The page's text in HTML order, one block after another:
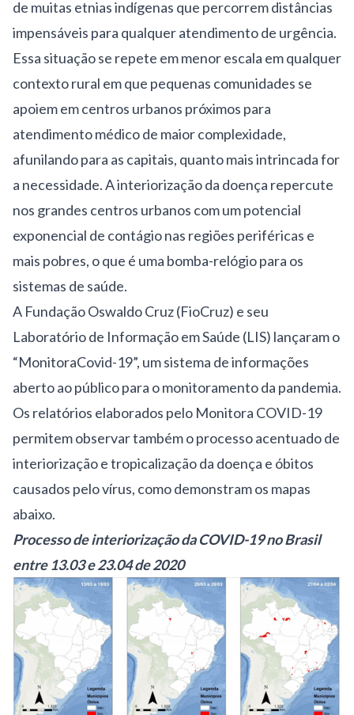
de muitas etnias indígenas que percorrem distâncias
impensáveis para qualquer atendimento de urgência.
Essa situação se repete em menor escala em qualquer
contexto rural em que pequenas comunidades se
apoiem em centros urbanos próximos para
atendimento médico de maior complexidade,
afunilando para as capitais, quanto mais intrincada for
a necessidade. A interiorização da doença repercute
nos grandes centros urbanos com um potencial
exponencial de contágio nas regiões periféricas e
mais pobres, o que é uma bomba-relógio para os
sistemas de saúde.
A Fundação Oswaldo Cruz (FioCruz) e seu
Laboratório de Informação em Saúde (LIS) lançaram o
“MonitoraCovid-19”, um sistema de informações
aberto ao público para o monitoramento da pandemia.
Os relatórios elaborados pelo Monitora COVID-19
permitem observar também o processo acentuado de
interiorização e tropicalização da doença e óbitos
causados pelo vírus, como demonstram os mapas
abaixo.
Processo de interiorização da COVID-19 no Brasil
entre 13.03 e 23.04 de 2020